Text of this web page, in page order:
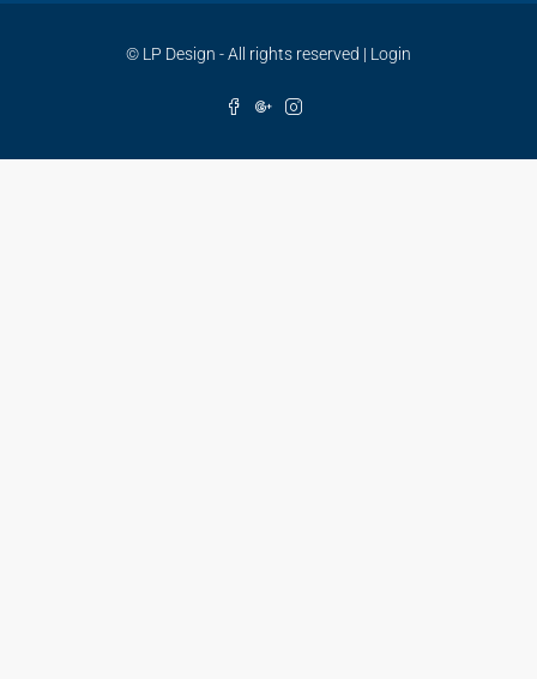
© LP Design - All rights reserved | Login